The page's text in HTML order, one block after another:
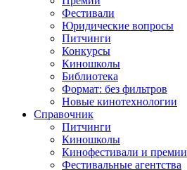
Фестивали
Юридические вопросы
Питчинги
Конкурсы
Киношколы
Библиотека
Формат: без фильтров
Новые кинотехнологии
Справочник
Питчинги
Киношколы
Кинофестивали и премии
Фестивальные агентства